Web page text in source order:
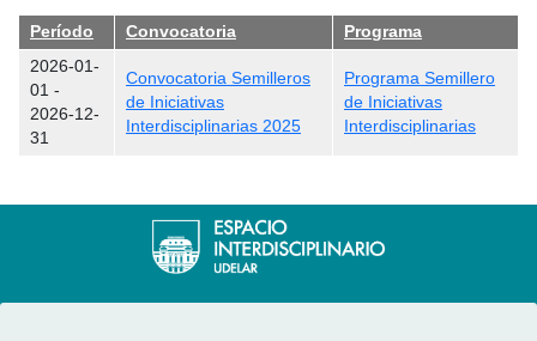
Período Convocatoria
Programa
2026-01-
01 -
2026-12-
31
Convocatoria Semilleros
de Iniciativas
Interdisciplinarias 2025
Programa Semillero
de Iniciativas
Interdisciplinarias